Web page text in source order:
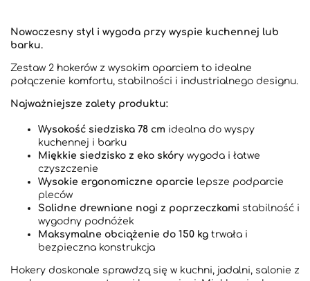
Nowoczesny styl i wygoda przy wyspie kuchennej lub
barku.
Zestaw 2 hokerów z wysokim oparciem to idealne
połączenie komfortu, stabilności i industrialnego designu.
Najważniejsze zalety produktu:
Wysokość siedziska 78 cm idealna do wyspy
kuchennej i barku
Miękkie siedzisko z eko skóry wygoda i łatwe
czyszczenie
Wysokie ergonomiczne oparcie lepsze podparcie
pleców
Solidne drewniane nogi z poprzeczkami stabilność i
wygodny podnóżek
Maksymalne obciążenie do 150 kg trwała i
bezpieczna konstrukcja
Hokery doskonale sprawdzą się w kuchni, jadalni, salonie z